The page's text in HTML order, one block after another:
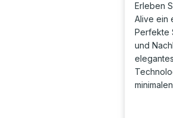
Erleben
Alive ein
Perfekte
und